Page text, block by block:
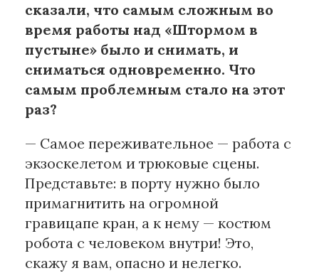
сказали, что самым сложным во
время работы над «Штормом в
пустыне» было и снимать, и
сниматься одновременно. Что
самым проблемным стало на этот
раз?
— Самое переживательное — работа с
экзоскелетом и трюковые сцены.
Представьте: в порту нужно было
примагнитить на огромной
гравицапе кран, а к нему — костюм
робота с человеком внутри! Это,
скажу я вам, опасно и нелегко.